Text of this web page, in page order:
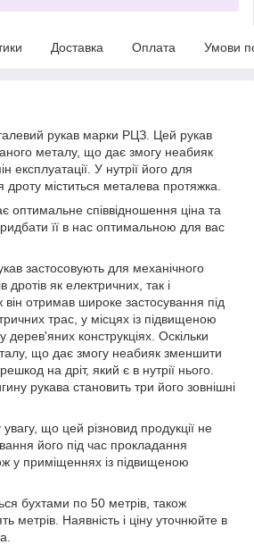
Доставка Оплата Умови
рукав марки РЦЗ. Цей рукав
металу, що дає змогу неабияк
експлуатації. У нутрії його для
дроту міститься металева протяжка.
оптимальне співвідношення ціна та
її в нас оптимальною для вас
застосовують для механічного
дротів як електричних, так і
він отримав широке застосування під
трас, у місцях із підвищеною
конструкціях. Оскільки
що дає змогу неабияк зменшити
на дріт, який є в нутрії нього.
рукава становить три його зовнішні
що цей різновид продукції не
його під час прокладання
у приміщеннях із підвищеною
бухтами по 50 метрів, також
метрів. Наявність і ціну уточнюйте в